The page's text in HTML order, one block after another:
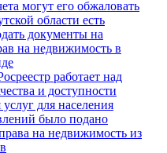
могут его обжаловать
области есть
документы на
на недвижимость в
работает над
и доступности
для населения
было подано
на недвижимость из